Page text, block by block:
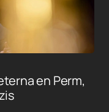
en Perm,